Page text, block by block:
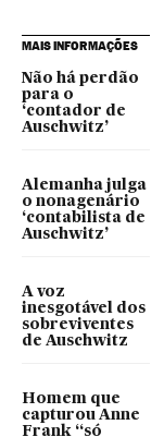
MAIS INFORMAÇÕES
Não há perdão
para o
‘contador de
Auschwitz’
Alemanha julga
o nonagenário
‘contabilista de
Auschwitz’
A voz
inesgotável dos
sobreviventes
de Auschwitz
Homem que
capturou Anne
Frank “só